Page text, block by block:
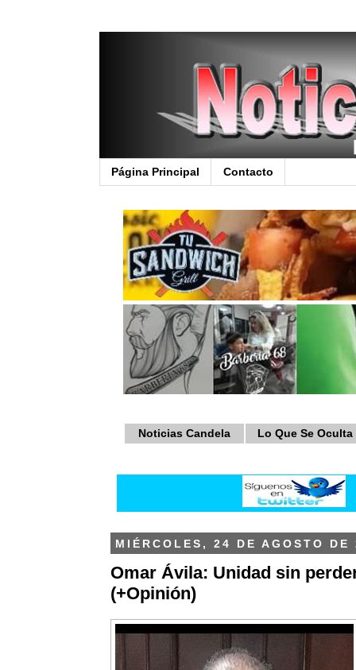
Página Principal Contacto
Noticias Candela Lo Que Se Oculta
MIÉRCOLES, 24 DE AGOSTO DE
Omar Ávila: Unidad sin
(+Opinión)